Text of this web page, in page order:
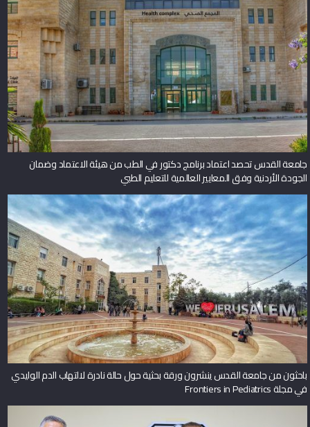
جامعة القدس تحصد اعتماد برنامج دكتور في الطب من هيئة الاعتماد وضمان
الجودة الأردنية وفق المعايير العالمية للتعليم الطبي
باحثون من جامعة القدس ينشرون ورقة بحثية حول حالة نادرة لالتهاب الدم الوليدي
في مجلة Frontiers in Pediatrics